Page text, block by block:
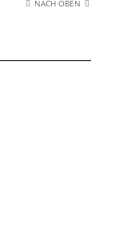
NACH OBEN